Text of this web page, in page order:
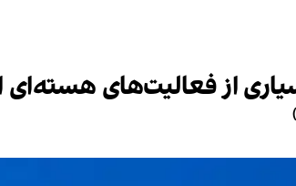
از فعالیت‌های